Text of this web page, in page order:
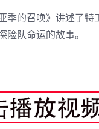
季的召唤》讲述了特
险队命运的故事。